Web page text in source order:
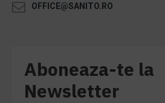
OFFICE@SANITO.RO
Aboneaza-te la
Newsletter